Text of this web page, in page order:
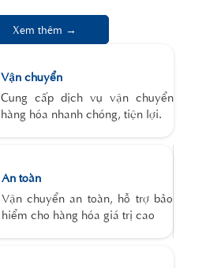
Xem thêm →
Vận chuyển
Cung cấp dịch vụ vận chuyển
hàng hóa nhanh chóng, tiện lợi.
An toàn
Vận chuyển an toàn, hỗ trợ bảo
hiểm cho hàng hóa giá trị cao